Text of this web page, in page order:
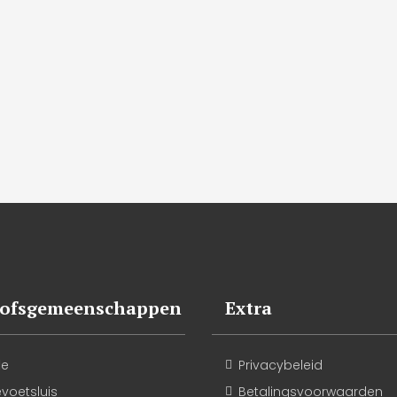
Extra
Privacybeleid
Betalingsvoorwaarden